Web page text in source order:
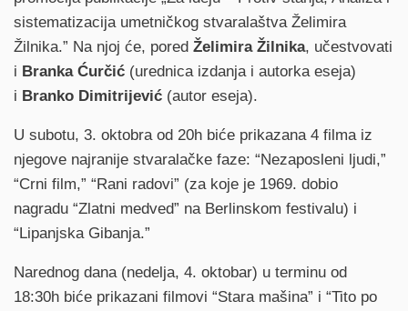
sistematizacija umetničkog stvaralaštva Želimira
Žilnika.” Na njoj će, pored Želimira Žilnika, učestvovati
i Branka Ćurčić (urednica izdanja i autorka eseja)
i Branko Dimitrijević (autor eseja).
U subotu, 3. oktobra od 20h biće prikazana 4 filma iz
njegove najranije stvaralačke faze: “Nezaposleni ljudi,”
“Crni film,” “Rani radovi” (za koje je 1969. dobio
nagradu “Zlatni medved” na Berlinskom festivalu) i
“Lipanjska Gibanja.”
Narednog dana (nedelja, 4. oktobar) u terminu od
18:30h biće prikazani filmovi “Stara mašina” i “Tito po